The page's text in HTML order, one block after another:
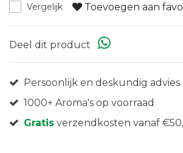
Vergelijk Toevoegen aan
Deel dit product
Persoonlijk en deskundig advies
1000+ Aroma's op voorraad
Gratis verzendkosten vanaf